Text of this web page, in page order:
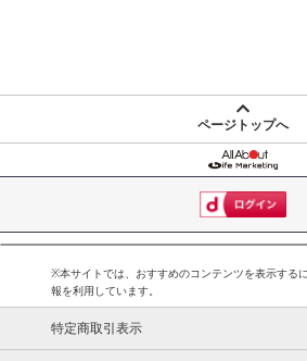
ページトップへ
※本サイトでは、おすすめのコンテンツを表示する
報を利用しています。
特定商取引表示